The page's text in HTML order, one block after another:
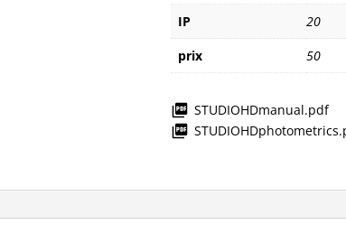
IP
20
prix
50
STUDIOHDmanual.pdf